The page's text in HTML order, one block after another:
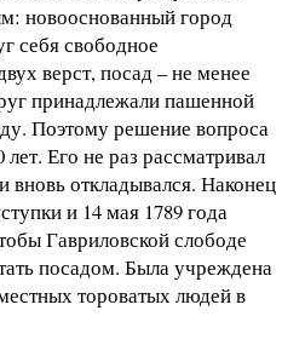
новооснованный город
себя свободное
верст, посад – не менее
принадлежали пашенной
Поэтому решение вопроса
Его не раз рассматривал
вновь откладывался. Наконец
и 14 мая 1789 года
Гавриловской слободе
посадом. Была учреждена
тороватых людей в